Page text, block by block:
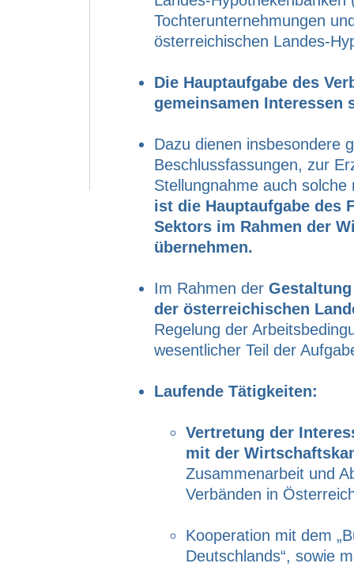
Tochterunternehmungen
österreichischen Landes-
Die Hauptaufgabe des
gemeinsamen Interessen
Dazu dienen insbesondere
Beschlussfassungen, zur
Stellungnahme auch
ist die Hauptaufgabe des
Sektors im Rahmen der
übernehmen.
Im Rahmen der
der österreichischen
Regelung der
wesentlicher Teil der
Laufende Tätigkeiten:
Vertretung der
mit der
Zusammenarbeit und
Verbänden in
Kooperation mit dem
Deutschlands“, sowie